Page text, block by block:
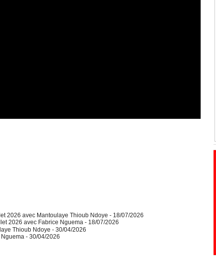
2026 avec Mantoulaye Thioub Ndoye - 18/07/2026
2026 avec Fabrice Nguema - 18/07/2026
Thioub Ndoye - 30/04/2026
Nguema - 30/04/2026